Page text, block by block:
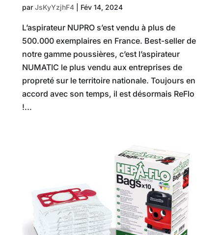
par JsKyYzjhF4| Fév 14, 2024
L’aspirateur NUPRO s’est vendu à plus de
500.000 exemplaires en France. Best-seller de
notre gamme poussières, c’est l’aspirateur
NUMATIC le plus vendu aux entreprises de
propreté sur le territoire nationale. Toujours en
accord avec son temps, il est désormais ReFlo
!...